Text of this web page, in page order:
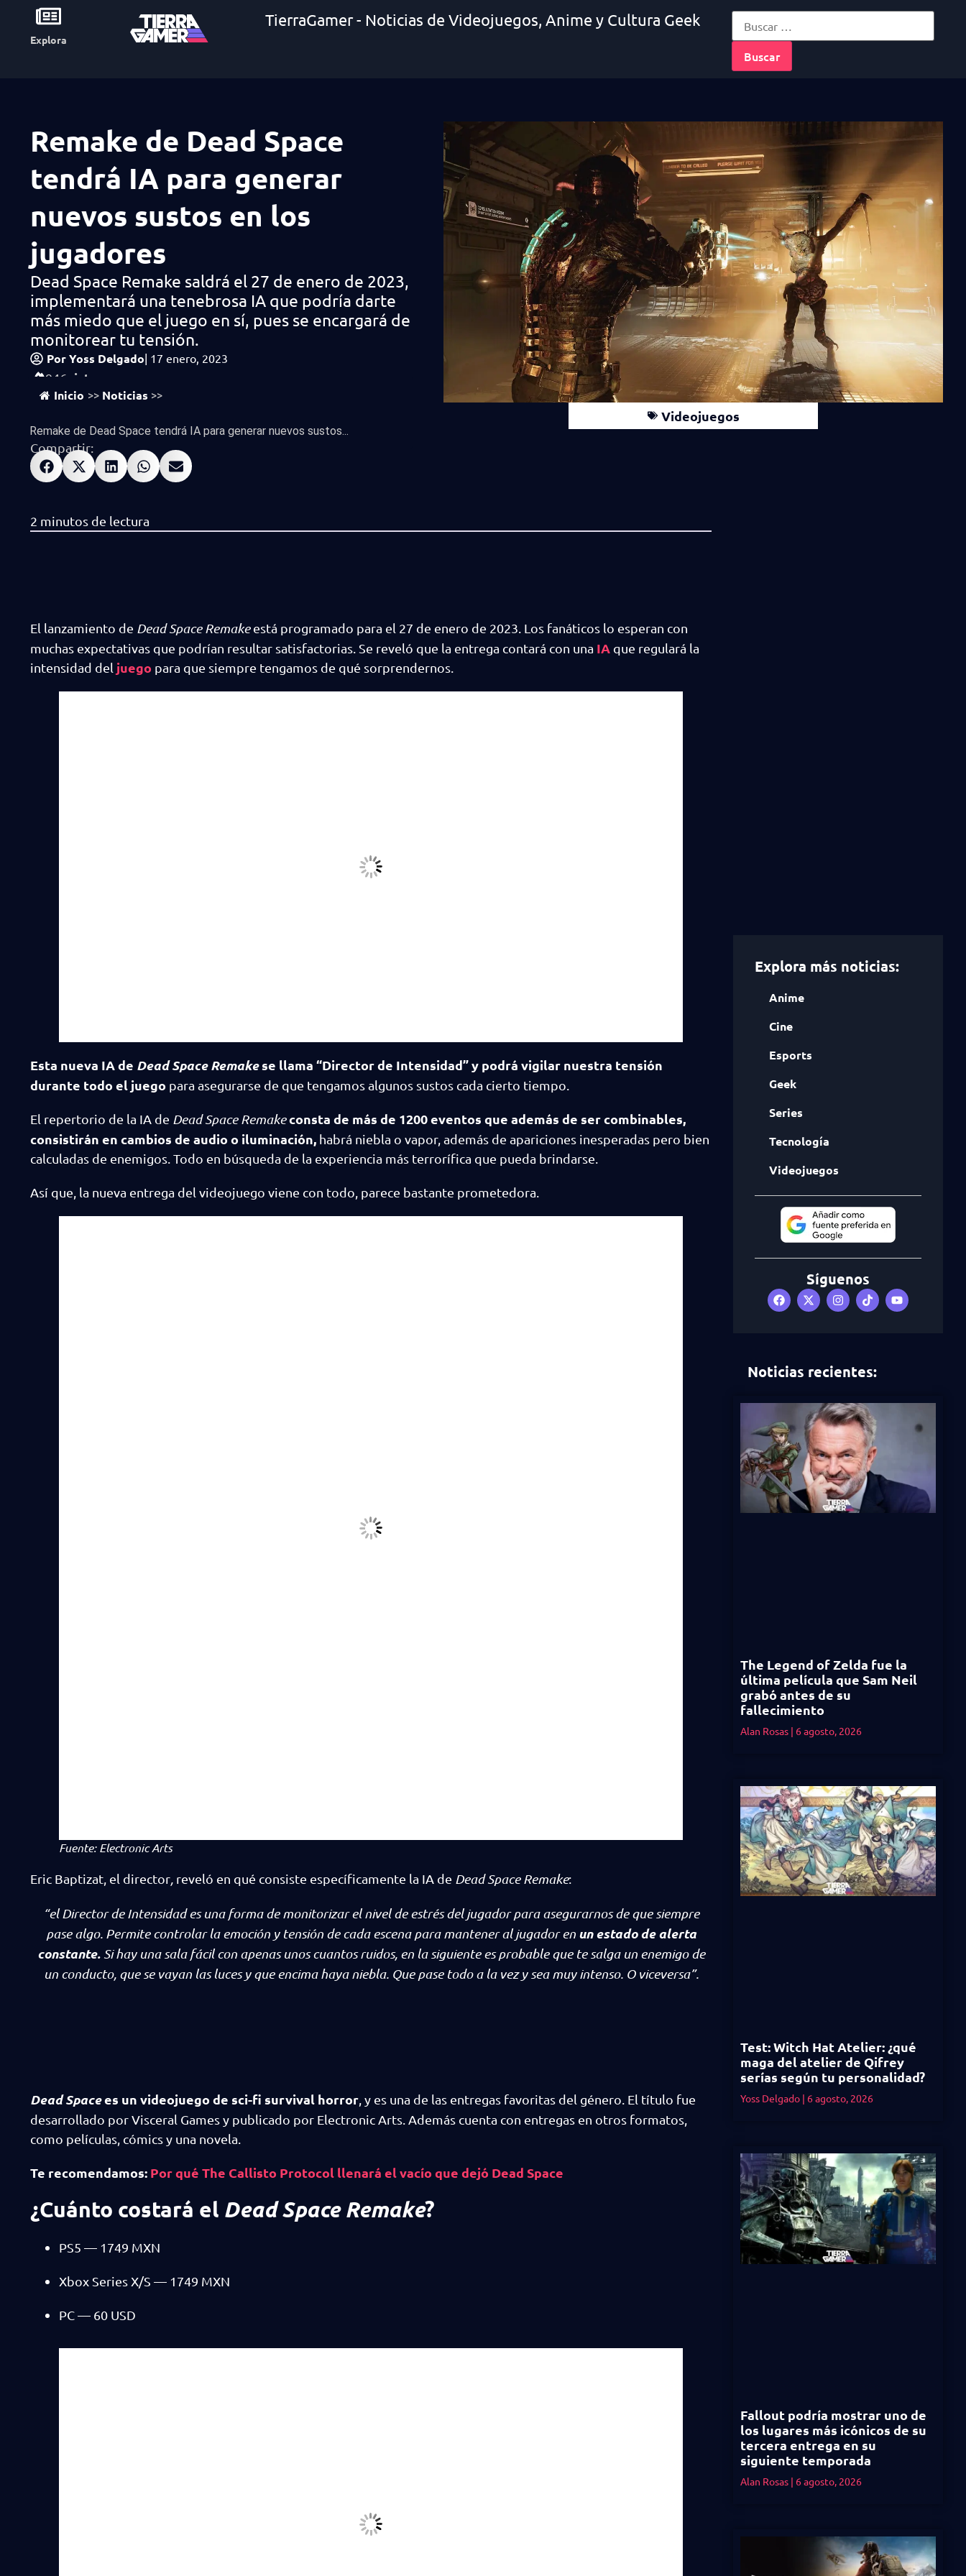
Explora
TierraGamer - Noticias de Videojuegos, Anime y Cultura Geek
Remake de Dead Space
tendrá IA para generar
nuevos sustos en los
jugadores
Dead Space Remake saldrá el 27 de enero de 2023,
implementará una tenebrosa IA que podría darte
más miedo que el juego en sí, pues se encargará de
monitorear tu tensión.
PorYoss Delgado| 17 enero, 2023
946 vistas
Inicio >> Noticias >>
Remake de Dead Space tendrá IA para generar nuevos sustos...
Compartir:
Videojuegos
El lanzamiento de Dead Space Remakeestá programado para el 27 de enero de 2023. Los fanáticos lo esperan con
muchas expectativas que podrían resultar satisfactorias. Se reveló que la entrega contará con una IA que regulará la
intensidad del juego para que siempre tengamos de qué sorprendernos.
Esta nueva IA de Dead Space Remakese llama “Director de Intensidad” y podrá vigilar nuestra tensión
durante todo el juego para asegurarse de que tengamos algunos sustos cada cierto tiempo.
El repertorio de la IA de Dead Space Remakeconsta de más de 1200 eventos que además de ser combinables,
consistirán en cambios de audio o iluminación, habrá niebla o vapor, además de apariciones inesperadas pero bien
calculadas de enemigos. Todo en búsqueda de la experiencia más terrorífica que pueda brindarse.
Así que, la nueva entrega del videojuego viene con todo, parece bastante prometedora.
Fuente: Electronic Arts
Eric Baptizat, el director, reveló en qué consiste específicamente la IA de Dead Space Remake:
“el Director de Intensidad es una forma de monitorizar el nivel de estrés del jugador para asegurarnos de que siempre
pase algo. Permite controlar la emoción y tensión de cada escena para mantener al jugador enun estado de alerta
constante.Si hay una sala fácil con apenas unos cuantos ruidos, en la siguiente es probable que te salga un enemigo de
un conducto, que se vayan las luces y que encima haya niebla. Que pase todo a la vez y sea muy intenso. O viceversa”.
Dead Spacees un videojuego de sci-fi survival horror, y es una de las entregas favoritas del género. El título fue
desarrollado por Visceral Games y publicado por Electronic Arts. Además cuenta con entregas en otros formatos,
como películas, cómics y una novela.
Te recomendamos: Por qué The Callisto Protocol llenará el vacío que dejó Dead Space
¿Cuánto costará el Dead Space Remake?
PS5 — 1749 MXN
Xbox Series X/S — 1749 MXN
PC — 60 USD
Explora más noticias:
Anime
Cine
Esports
Geek
Series
Tecnología
Videojuegos
Síguenos
Noticias recientes:
The Legend of Zelda fue la
última película que Sam Neil
grabó antes de su
fallecimiento
Alan Rosas 6 agosto, 2026
Test: Witch Hat Atelier: ¿qué
maga del atelier de Qifrey
serías según tu personalidad?
Yoss Delgado 6 agosto, 2026
Fallout podría mostrar uno de
los lugares más icónicos de su
tercera entrega en su
siguiente temporada
Alan Rosas 6 agosto, 2026